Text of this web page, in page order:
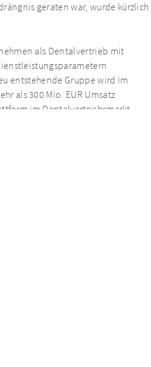
geraten war, wurde kürzlich
als Dentalvertrieb mit
entstehende Gruppe wird im
als 300 Mio. EUR Umsatz
im Dentalvertriebsmarkt